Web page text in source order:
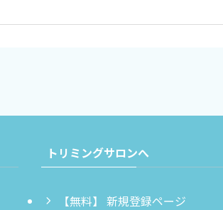
トリミングサロンへ
【無料】 新規登録ページ